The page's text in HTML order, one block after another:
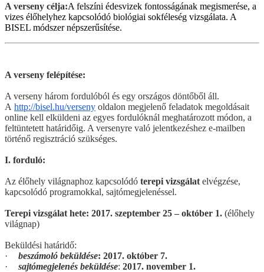
A verseny célja:A felszíni édesvizek fontosságának megismerése, a
vizes élőhelyhez kapcsolódó biológiai sokféleség vizsgálata. A
BISEL módszer népszerűsítése.
A verseny felépítése:
A verseny három fordulóból és egy országos döntőből áll.
A http://bisel.hu/verseny oldalon megjelenő feladatok megoldásait
online kell elküldeni az egyes fordulóknál meghatározott módon, a
feltüntetett határidőig. A versenyre való jelentkezéshez e-mailben
történő regisztráció szükséges.
I. forduló:
Az élőhely világnaphoz kapcsolódó terepi vizsgálat elvégzése,
kapcsolódó programokkal, sajtómegjelenéssel.
Terepi vizsgálat hete: 2017. szeptember 25 – október 1. (élőhely
világnap)
Beküldési határidő:
·
beszámoló beküldése: 2017. október 7.
·
sajtómegjelenés beküldése: 2017. november 1.